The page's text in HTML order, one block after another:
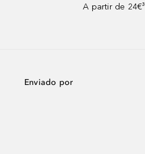
A partir de 24€³
Enviado por